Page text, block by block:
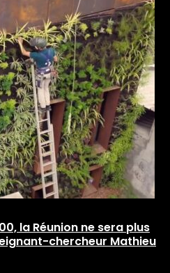
la Réunion ne sera plus
chercheur Mathieu